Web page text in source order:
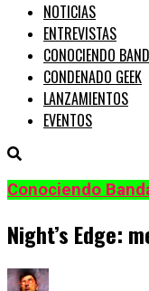
NOTICIAS
ENTREVISTAS
CONOCIENDO
CONDENADO GEEK
LANZAMIENTOS
EVENTOS
Conociendo
Night’s Edge: